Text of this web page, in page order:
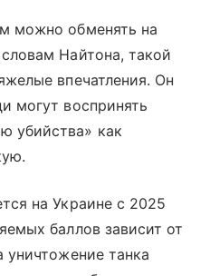
можно обменять на
Найтона, такой
впечатления. Он
могут воспринять
убийства» как
на Украине с 2025
баллов зависит от
уничтожение танка